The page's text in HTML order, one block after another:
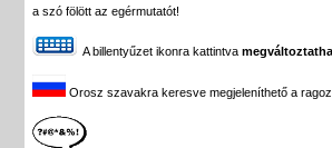
a szó fölött az egérmutatót!
A billentyűzet ikonra kattintva
Orosz szavakra keresve megjeleníthető a